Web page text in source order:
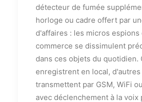
détecteur de fumée
horloge ou cadre offert par
d'affaires : les micros espions
commerce se dissimulent
dans ces objets du quotidien.
enregistrent en local, d'autres
transmettent par GSM, WiFi
avec déclenchement à la voix